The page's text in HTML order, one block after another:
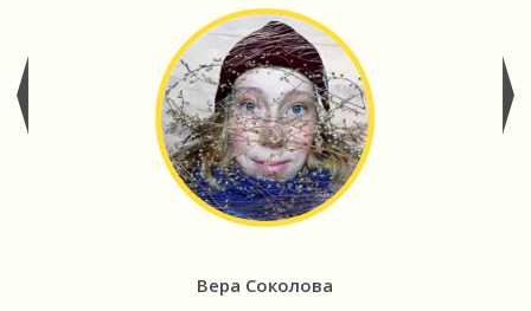
Вера Соколова